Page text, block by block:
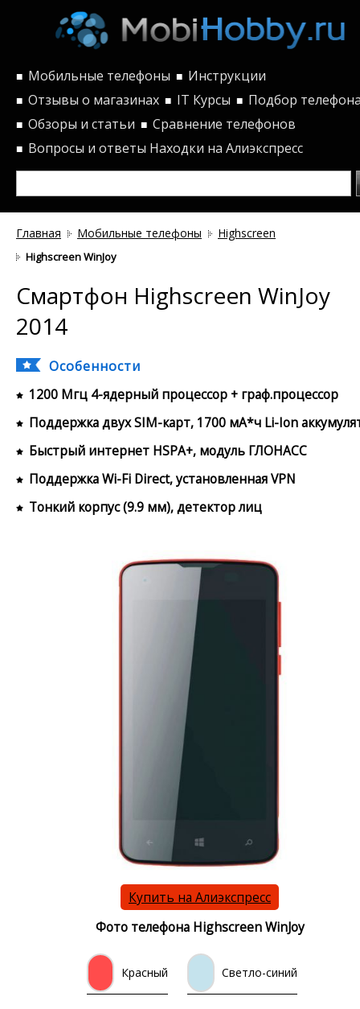
■ Мобильные телефоны ■ Инструкции
■ Отзывы о магазинах ■ IT Курсы ■ Подбор
■ Обзоры и статьи ■ Сравнение телефонов
■ Вопросы и ответы Находки на Алиэкспресс
Главная Мобильные телефоны Highscreen
Highscreen WinJoy
Смартфон Highscreen WinJoy
2014
Особенности
1200 Мгц 4-ядерный процессор + граф.процессор
Поддержка двух SIM-карт, 1700 мА*ч Li-Ion
Быстрый интернет HSPA+, модуль ГЛОНАСС
Поддержка Wi-Fi Direct, установленная VPN
Тонкий корпус (9.9 мм), детектор лиц
Купить на Алиэкспресс
Фото телефона Highscreen WinJoy
Красный Светло-синий